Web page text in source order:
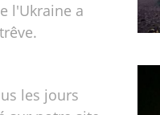
l'Ukraine a
les jours